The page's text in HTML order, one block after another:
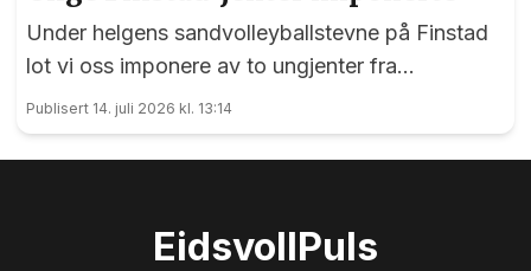
Under helgens sandvolleyballstevne på Finstad
lot vi oss imponere av to ungjenter fra
arrangørklubben
Publisert 14. juli 2026 kl. 13:14
EidsvollPuls